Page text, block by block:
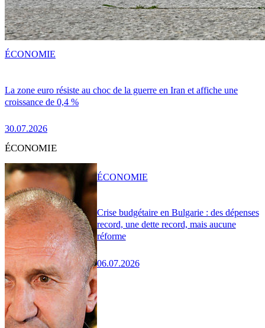
La zone euro résiste au choc de la guerre en Iran et affiche une
croissance de 0,4 %
30.07.2026
ÉCONOMIE
ÉCONOMIE
Crise budgétaire en Bulgarie : des dépenses
record, une dette record, mais aucune
réforme
06.07.2026
ÉCONOMIE